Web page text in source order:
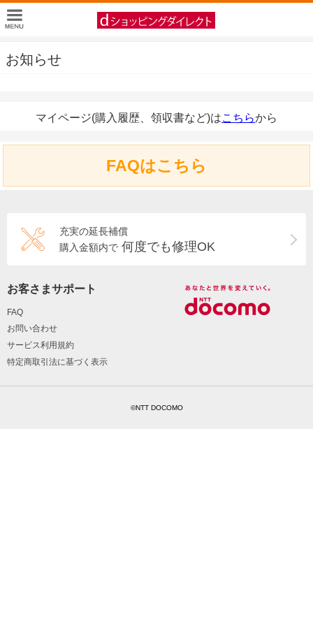
お知らせ
マイページ(購入履歴、領収書など)はこちらから
FAQはこちら
充実の延長補償
購入金額内で 何度でも修理OK
お客さまサポート
FAQ
お問い合わせ
サービス利用規約
特定商取引法に基づく表示
©NTT DOCOMO